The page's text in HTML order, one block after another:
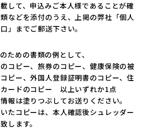
して、申込みご本人様であることが確
などを添付のうえ、上掲の弊社「個人
」までご郵送下さい。
めの書類の例として、
コピー、旅券のコピー、健康保険の被
ピー、外国人登録証明書のコピー、住
ードのコピー 以上いずれか1点
報は塗りつぶしてお送りください。
たコピーは、本人確認後シュレッダー
します。